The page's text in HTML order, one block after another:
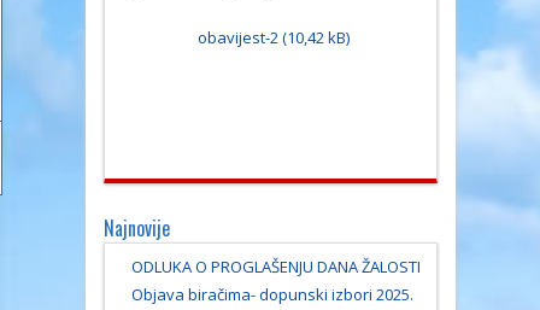
obavijest-2
Najnovije
ODLUKA O PROGLAŠENJU DANA ŽALOSTI
Objava biračima- dopunski izbori 2025.